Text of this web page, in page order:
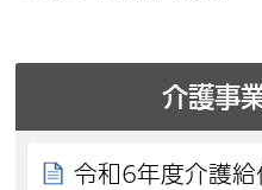
介護事
令和6年度介護給